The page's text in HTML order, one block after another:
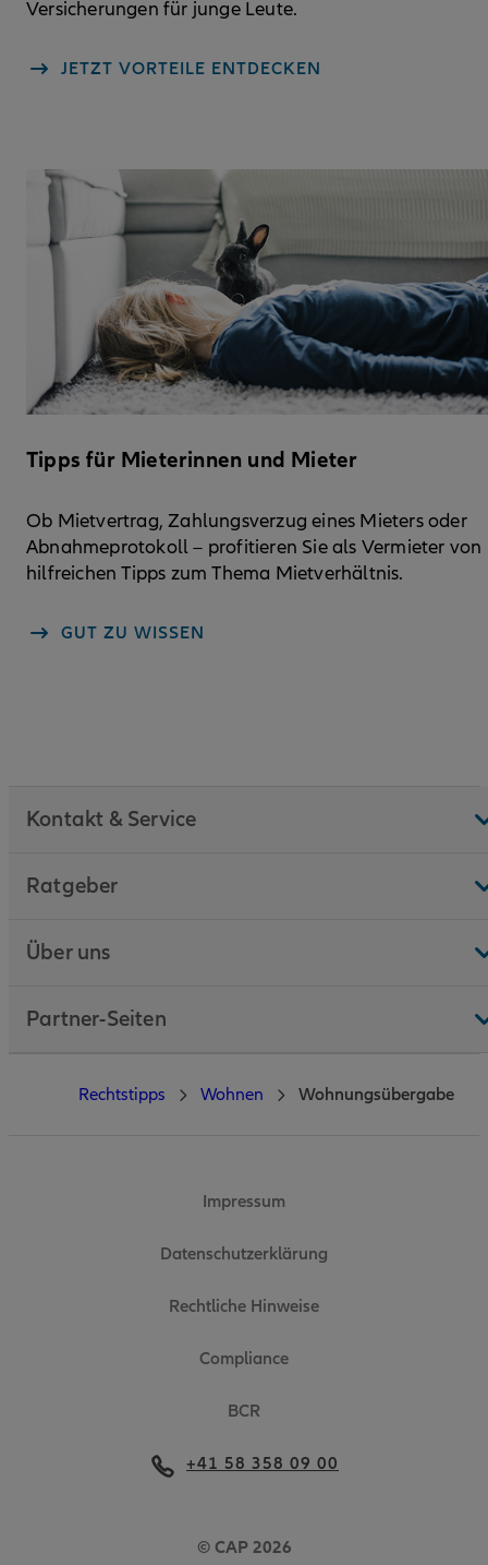
Versicherungen für junge Leute.
JETZT VORTEILE ENTDECKEN
Tipps für Mieterinnen und Mieter
Ob Mietvertrag, Zahlungsverzug eines Mieters oder
Abnahmeprotokoll – profitieren Sie als Vermieter von
hilfreichen Tipps zum Thema Mietverhältnis.
GUT ZU WISSEN
Kontakt & Service
Ratgeber
Über uns
Partner-Seiten
Impressum
Datenschutzerklärung
Rechtliche Hinweise
Compliance
BCR
© CAP 2026
+41 58 358 09 00
Rechtstipps Wohnen Wohnungsübergabe